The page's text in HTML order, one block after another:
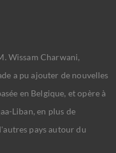
Wissam Charwani,
a pu ajouter de nouvelles
en Belgique, et opère à
Liban, en plus de
pays autour du